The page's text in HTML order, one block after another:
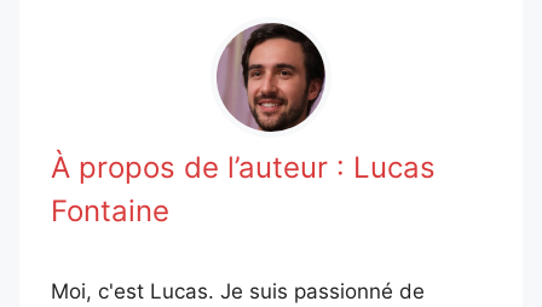
À propos de l’auteur : Lucas
Fontaine
Moi, c'est Lucas. Je suis passionné de